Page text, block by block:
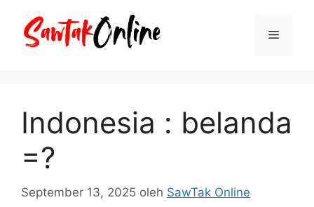
Menu
Indonesia : belanda
=?
September 13, 2025 oleh SawTak Online